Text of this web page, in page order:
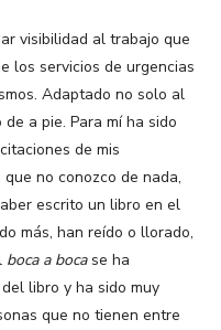
visibilidad al trabajo que
los servicios de urgencias
Adaptado no solo al
a pie. Para mí ha sido
de mis
no conozco de nada,
escrito un libro en el
más, han reído o llorado,
boca a boca se ha
libro y ha sido muy
que no tienen entre